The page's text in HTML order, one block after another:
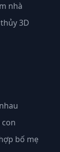
nhà
3D
con
bố mẹ